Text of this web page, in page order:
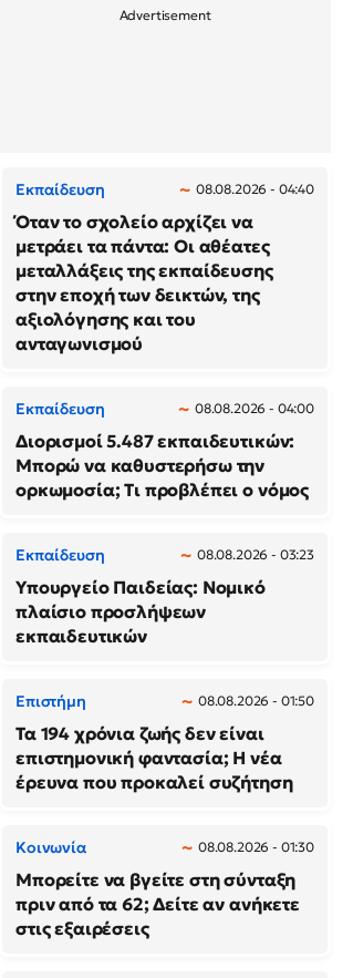
Εκπαίδευση 08.08.2026 - 04:40
Όταν το σχολείο αρχίζει να
μετράει τα πάντα: Οι αθέατες
μεταλλάξεις της εκπαίδευσης
στην εποχή των δεικτών, της
αξιολόγησης και του
ανταγωνισμού
Εκπαίδευση 08.08.2026 - 04:00
Διορισμοί 5.487 εκπαιδευτικών:
Μπορώ να καθυστερήσω την
ορκωμοσία; Τι προβλέπει ο νόμος
Εκπαίδευση 08.08.2026 - 03:23
Υπουργείο Παιδείας: Νομικό
πλαίσιο προσλήψεων
εκπαιδευτικών
Επιστήμη 08.08.2026 - 01:50
Τα 194 χρόνια ζωής δεν είναι
επιστημονική φαντασία; Η νέα
έρευνα που προκαλεί συζήτηση
Κοινωνία 08.08.2026 - 01:30
Μπορείτε να βγείτε στη σύνταξη
πριν από τα 62; Δείτε αν ανήκετε
στις εξαιρέσεις